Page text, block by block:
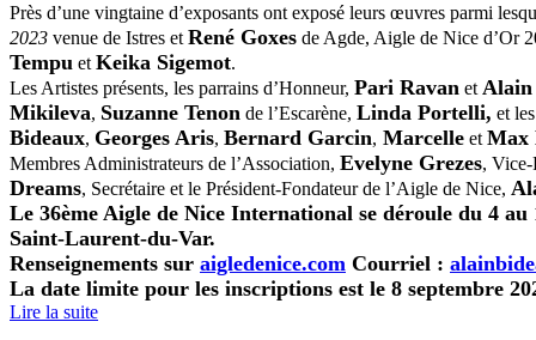
Près d’une vingtaine d’exposants ont exposé leurs œuvres parmi
2023 venue de Istres et René Goxes de Agde, Aigle de Nice d’Or
Tempu et Keika Sigemot.
Les Artistes présents, les parrains d’Honneur, Pari Ravan et Alain
Mikileva, Suzanne Tenon de l’Escarène, Linda Portelli, et
Bideaux, Georges Aris, Bernard Garcin, Marcelle et Max
Membres Administrateurs de l’Association, Evelyne Grezes,
Dreams, Secrétaire et le Président-Fondateur de l’Aigle de Nice,
Le 36ème Aigle de Nice International se déroule du 4
Saint-Laurent-du-Var.
Renseignements sur aigledenice.com Courriel :
La date limite pour les inscriptions est le 8 septembre
Lire la suite